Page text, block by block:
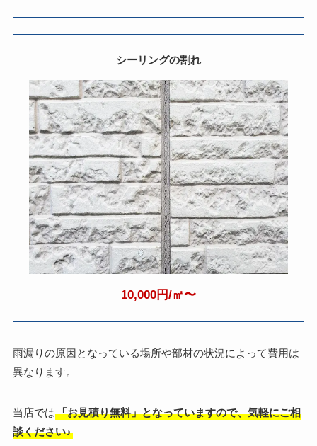
シーリングの割れ
10,000円/㎡〜
雨漏りの原因となっている場所や部材の状況によって費用は
異なります。
当店では「お見積り無料」となっていますので、気軽にご相
談ください♪